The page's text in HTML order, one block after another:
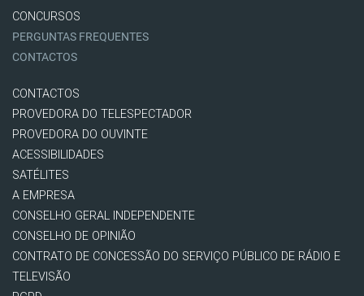
CONCURSOS
PERGUNTAS FREQUENTES
CONTACTOS
CONTACTOS
PROVEDORA DO TELESPECTADOR
PROVEDORA DO OUVINTE
ACESSIBILIDADES
SATÉLITES
A EMPRESA
CONSELHO GERAL INDEPENDENTE
CONSELHO DE OPINIÃO
CONTRATO DE CONCESSÃO DO SERVIÇO PÚBLICO DE RÁDIO E
TELEVISÃO